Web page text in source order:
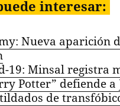
interesar:
Nueva aparición
19: Minsal registra
Potter” defiende a
de